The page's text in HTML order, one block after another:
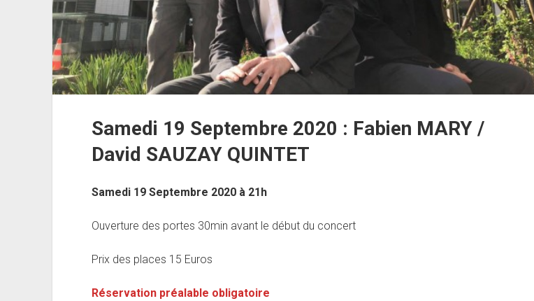
Samedi 19 Septembre 2020 : Fabien MARY /
David SAUZAY QUINTET
Samedi 19 Septembre 2020 à 21h
Ouverture des portes 30min avant le début du concert
Prix des places 15 Euros
Réservation préalable obligatoire